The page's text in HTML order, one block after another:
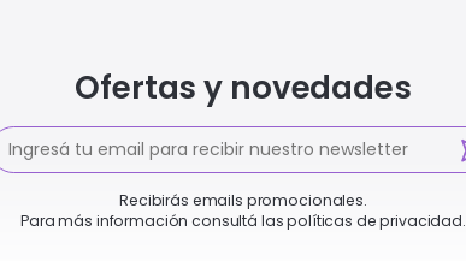
Ofertas y novedades
Recibirás emails promocionales.
Para más información consultá las políticas de privacidad.